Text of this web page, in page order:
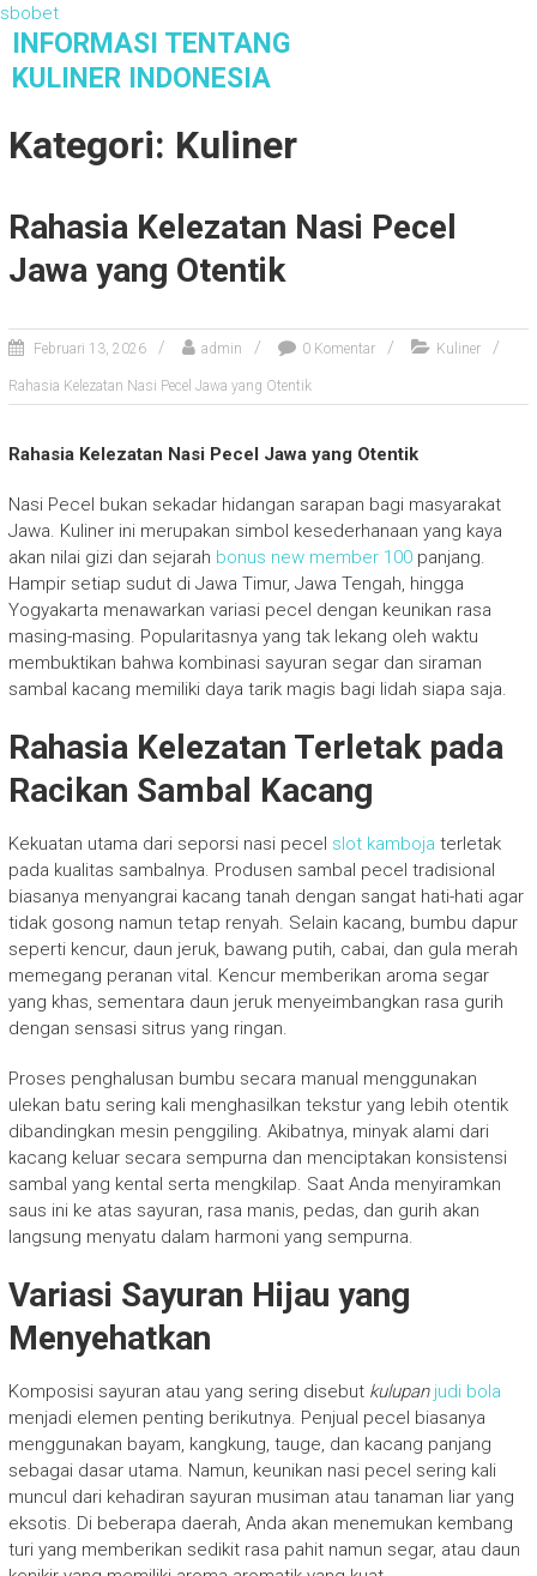
sbobet
INFORMASI TENTANG
KULINER INDONESIA
Kategori: Kuliner
Rahasia Kelezatan Nasi Pecel
Jawa yang Otentik
Februari 13, 2026 admin 0 Komentar Kuliner
Rahasia Kelezatan Nasi Pecel Jawa yang Otentik
Rahasia Kelezatan Nasi Pecel Jawa yang Otentik
Nasi Pecel bukan sekadar hidangan sarapan bagi masyarakat
Jawa. Kuliner ini merupakan simbol kesederhanaan yang kaya
akan nilai gizi dan sejarah bonus new member 100panjang.
Hampir setiap sudut di Jawa Timur, Jawa Tengah, hingga
Yogyakarta menawarkan variasi pecel dengan keunikan rasa
masing-masing. Popularitasnya yang tak lekang oleh waktu
membuktikan bahwa kombinasi sayuran segar dan siraman
sambal kacang memiliki daya tarik magis bagi lidah siapa saja.
Rahasia Kelezatan Terletak pada
Racikan Sambal Kacang
Kekuatan utama dari seporsi nasi pecel slot kamboja terletak
pada kualitas sambalnya. Produsen sambal pecel tradisional
biasanya menyangrai kacang tanah dengan sangat hati-hati agar
tidak gosong namun tetap renyah. Selain kacang, bumbu dapur
seperti kencur, daun jeruk, bawang putih, cabai, dan gula merah
memegang peranan vital. Kencur memberikan aroma segar
yang khas, sementara daun jeruk menyeimbangkan rasa gurih
dengan sensasi sitrus yang ringan.
Proses penghalusan bumbu secara manual menggunakan
ulekan batu sering kali menghasilkan tekstur yang lebih otentik
dibandingkan mesin penggiling. Akibatnya, minyak alami dari
kacang keluar secara sempurna dan menciptakan konsistensi
sambal yang kental serta mengkilap. Saat Anda menyiramkan
saus ini ke atas sayuran, rasa manis, pedas, dan gurih akan
langsung menyatu dalam harmoni yang sempurna.
Variasi Sayuran Hijau yang
Menyehatkan
Komposisi sayuran atau yang sering disebut kulupan judi bola
menjadi elemen penting berikutnya. Penjual pecel biasanya
menggunakan bayam, kangkung, tauge, dan kacang panjang
sebagai dasar utama. Namun, keunikan nasi pecel sering kali
muncul dari kehadiran sayuran musiman atau tanaman liar yang
eksotis. Di beberapa daerah, Anda akan menemukan kembang
turi yang memberikan sedikit rasa pahit namun segar, atau daun